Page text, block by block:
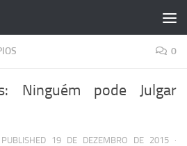
0
Ninguém pode Julgar
19 DE DEZEMBRO DE 2015 ·